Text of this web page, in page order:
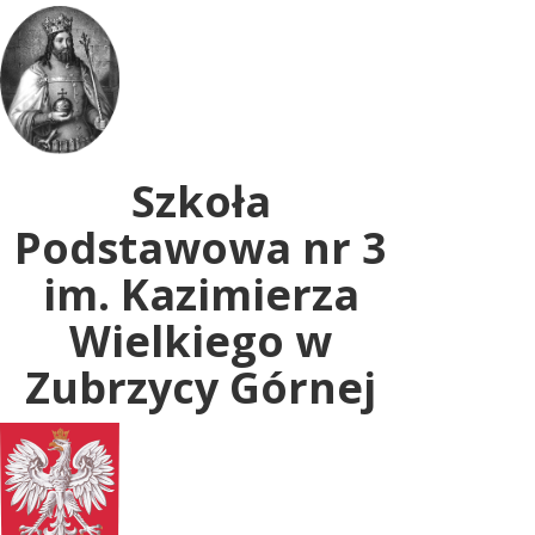
Uwaga:
ta
witryna
zawiera
system
dostępności.
Szkoła
Podstawowa nr 3
im. Kazimierza
Wielkiego w
Zubrzycy Górnej